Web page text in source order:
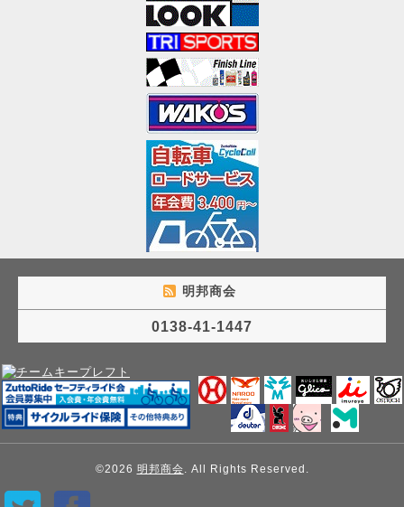
明邦商会
0138-41-1447
©2026 明邦商会. All Rights Reserved.